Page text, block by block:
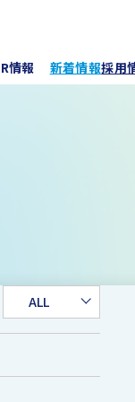
情報 新着情報採用
ALL